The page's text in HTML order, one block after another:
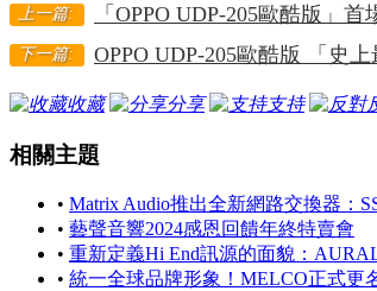
上一篇: 「OPPO UDP-205歐酷版」
下一篇: OPPO UDP-205歐酷版 「史
收藏 分享 支持
相關主題
• Matrix Audio推出全新網路交換器：
• 藝聲音響2024感恩回饋年終特賣會
• 重新定義Hi End訊源的面貌：
• 統一全球品牌形象！MELCO正式更